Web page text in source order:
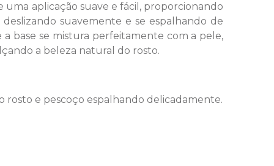
aplicação suave e fácil, proporcionando
suavemente e se espalhando de
base se mistura perfeitamente com a pele,
a beleza natural do rosto.
rosto e pescoço espalhando delicadamente.